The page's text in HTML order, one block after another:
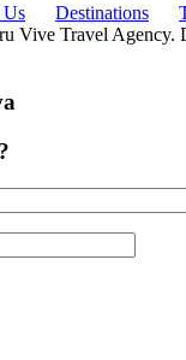
Us Destinations
Vive Travel Agency.